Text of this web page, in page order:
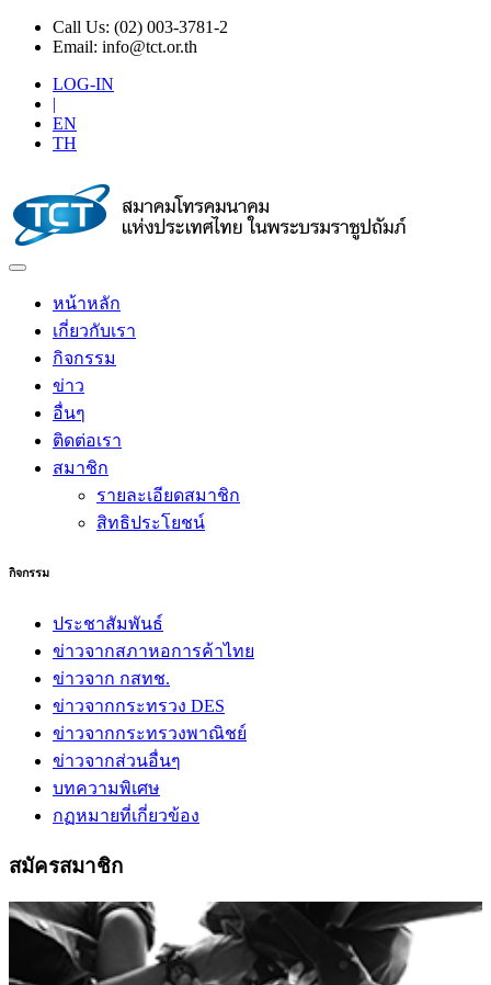
Call Us: (02) 003-3781-2
Email: info@tct.or.th
LOG-IN
|
EN
TH
หน้าหลัก
เกี่ยวกับเรา
กิจกรรม
ข่าว
อื่นๆ
ติดต่อเรา
สมาชิก
รายละเอียดสมาชิก
สิทธิประโยชน์
กิจกรรม
ประชาสัมพันธ์
ข่าวจากสภาหอการค้าไทย
ข่าวจาก กสทช.
ข่าวจากกระทรวง DES
ข่าวจากกระทรวงพาณิชย์
ข่าวจากส่วนอื่นๆ
บทความพิเศษ
กฏหมายที่เกี่ยวข้อง
สมัครสมาชิก